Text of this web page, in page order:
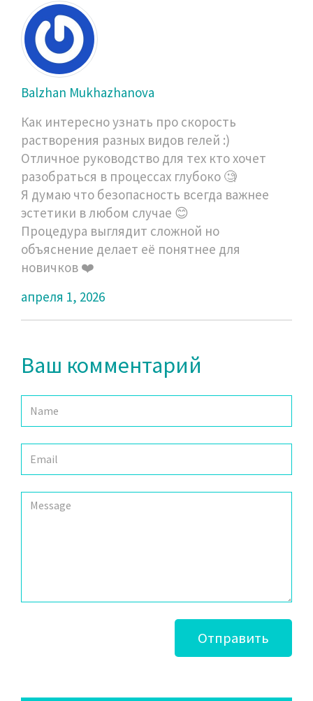
Balzhan Mukhazhanova
Как интересно узнать про скорость
растворения разных видов гелей :)
Отличное руководство для тех кто хочет
разобраться в процессах глубоко 🧐
Я думаю что безопасность всегда важнее
эстетики в любом случае 😊
Процедура выглядит сложной но
объяснение делает её понятнее для
новичков ❤️
апреля 1, 2026
Ваш комментарий
Отправить